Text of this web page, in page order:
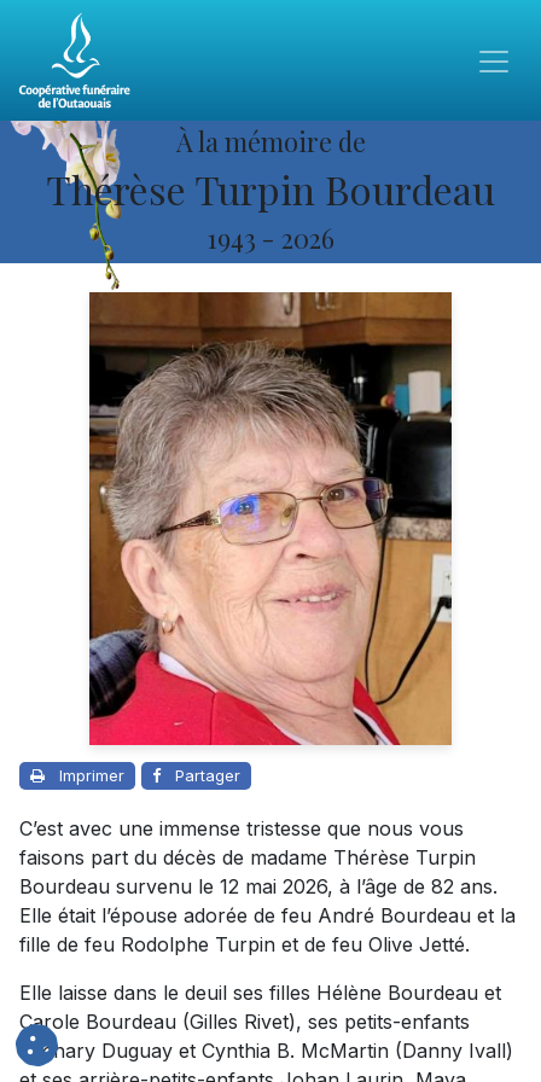
À la mémoire de
Thérèse Turpin Bourdeau
1943 - 2026
Imprimer Partager
C’est avec une immense tristesse que nous vous
faisons part du décès de madame Thérèse Turpin
Bourdeau survenu le 12 mai 2026, à l’âge de 82 ans.
Elle était l’épouse adorée de feu André Bourdeau et la
fille de feu Rodolphe Turpin et de feu Olive Jetté.
Elle laisse dans le deuil ses filles Hélène Bourdeau et
Carole Bourdeau (Gilles Rivet), ses petits-enfants
Zachary Duguay et Cynthia B. McMartin (Danny Ivall)